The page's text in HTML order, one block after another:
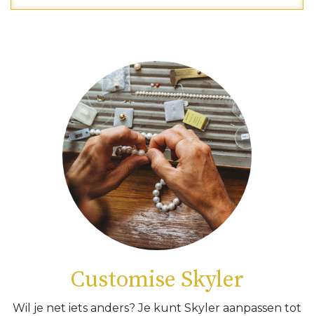
Customise Skyler
Wil je net iets anders? Je kunt Skyler aanpassen tot